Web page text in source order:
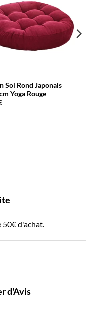
Sol Rond Japonais
Yoga Rouge
50€ d'achat.
d'Avis